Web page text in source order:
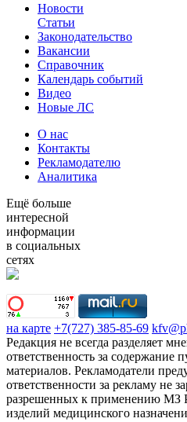
Новости
Статьи
Законодательство
Вакансии
Справочник
Календарь событий
Видео
Новые ЛС
О нас
Контакты
Рекламодателю
Аналитика
Ещё больше
интересной
информации
в социальных
сетях
на карте +7(727) 385-85-69
Редакция не всегда разделяет
ответственность за содержание
материалов. Рекламодатели
ответственности за рекламу не
разрешенных к применению МЗ
изделий медицинского